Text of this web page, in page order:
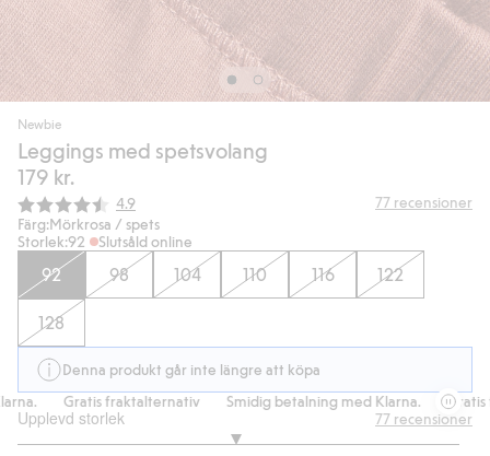
Newbie
Leggings med spetsvolang
179 kr.
Snittbetyg:
4.9 77 recensioner
Färg:Mörkrosa / spets
Storlek:92 Slutsåld online
92 98 104 110 116 122
128
Denna produkt går inte längre att köpa
Gratis fraktalternativ Smidig betalning med Klarna. Gratis
Upplevd storlek 77 recensioner